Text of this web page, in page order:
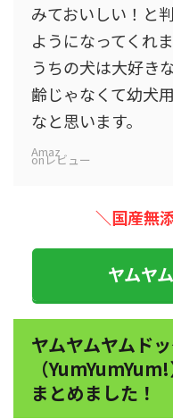
みておいしい！と
ようになってくれま
うちの犬は大好き
齢じゃなくて幼犬
なと思います。
Amaz
onレビュー
＼国産無
ヤムヤ
ヤムヤムヤムド
（
まとめました！